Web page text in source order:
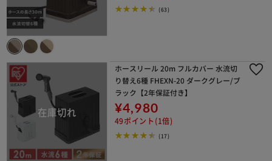
(63)
ホースリール 20m フルカバー 水流切
り替え6種 FHEXN-20 ダークグレー/ブ
ラック【2年保証付き】
¥4,980
49ポイント(1倍)
(17)